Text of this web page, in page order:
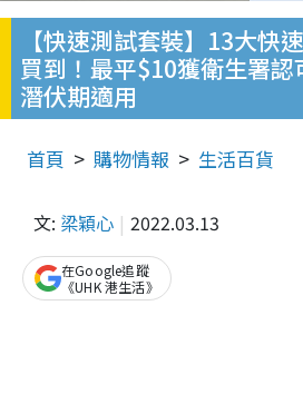
【快速測試套裝】13大快
買到！最平$10獲衛生署
潛伏期適用
首頁 購物情報 生活百貨
文: 梁穎心 2022.03.13
在Google追蹤
《UHK 港生活》